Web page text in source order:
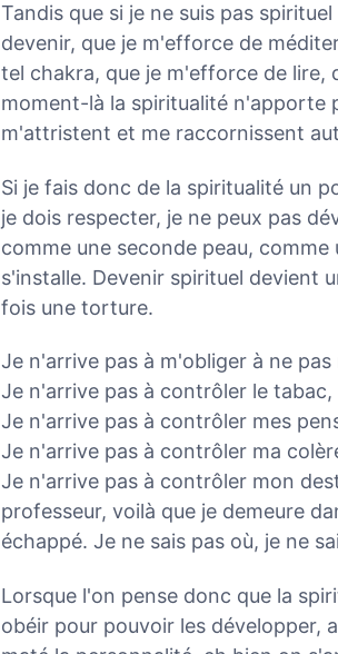
Tandis que si je ne suis pas
devenir, que je m'efforce de
tel chakra, que je m'efforce de lire,
moment-là la spiritualité n'apporte
m'attristent et me raccornissent
Si je fais donc de la spiritualité un
je dois respecter, je ne peux pas
comme une seconde peau,
s'installe. Devenir spirituel devient
fois une torture.
Je n'arrive pas à m'obliger à ne
Je n'arrive pas à contrôler le
Je n'arrive pas à contrôler mes
Je n'arrive pas à contrôler ma
Je n'arrive pas à contrôler mon
professeur, voilà que je demeure
échappé. Je ne sais pas où, je ne
Lorsque l'on pense donc que la
obéir pour pouvoir les développer,